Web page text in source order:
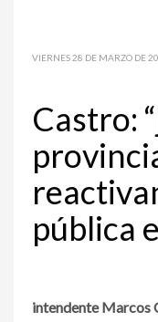
VIERNES 28 DE MARZO DE
Castro:
pública
intendente Marcos